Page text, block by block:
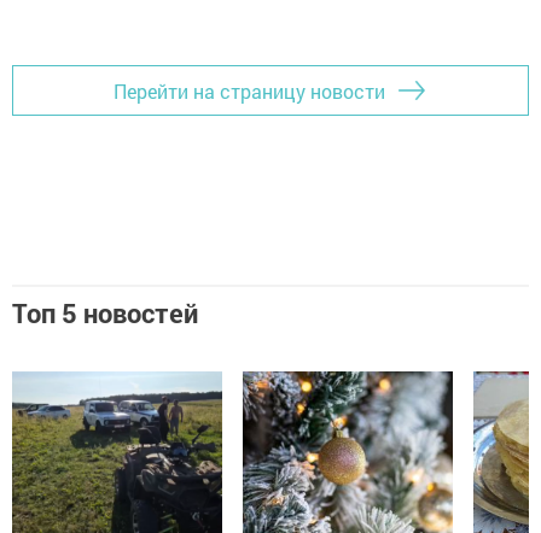
Перейти на страницу новости
Топ 5 новостей